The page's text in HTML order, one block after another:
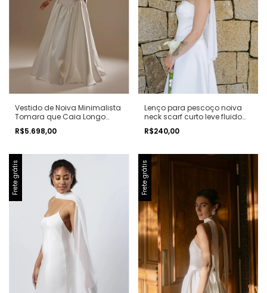
Vestido de Noiva Minimalista
Tomara que Caia Longo
Moderno Cintura Baixa
Contemporâneo
R$5.698,00
Lenço para pescoço noiva
neck scarf curto leve fluido
minimalista
R$240,00
Frete grátis Frete grátis